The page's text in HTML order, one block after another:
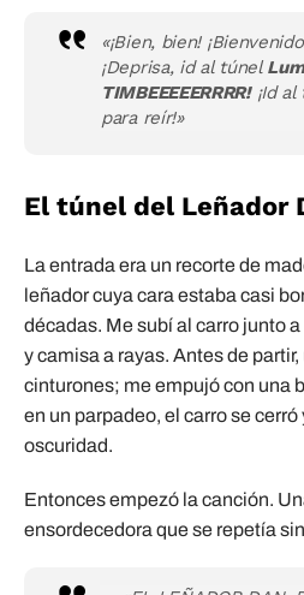
«¡Bien, bien!
¡Deprisa, id al túnel
TIMBEEEEERRRR!¡Id al
para reír!»
El túnel del Leñador
La entrada era un recorte de
leñador cuya cara estaba casi
décadas. Me subí al carro junto
y camisa a rayas. Antes de
cinturones; me empujó con una
en un parpadeo, el carro se
oscuridad.
Entonces empezó la canción.
ensordecedora que se repetía